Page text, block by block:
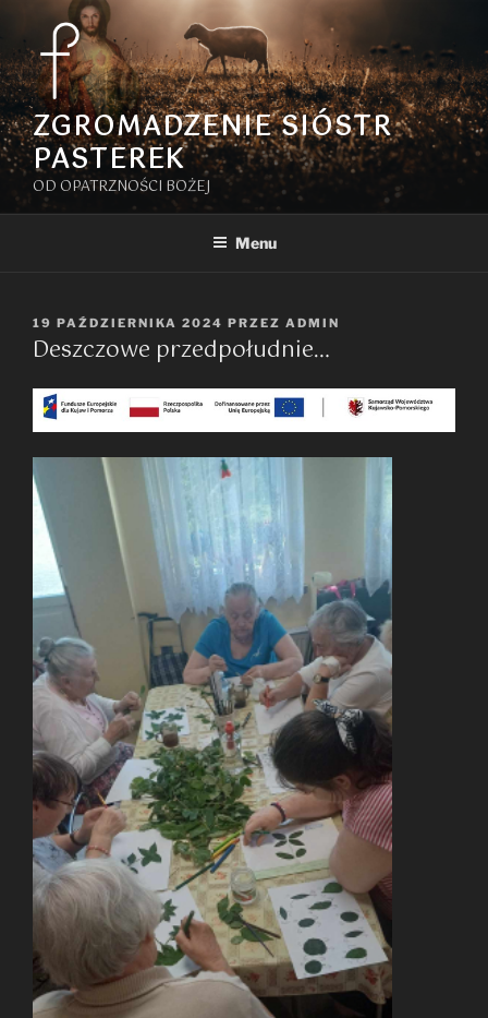
Przejdź
treści
ZGROMADZENIE SIÓSTR
PASTEREK
OD OPATRZNOŚCI BOŻEJ
Menu
OPUBLIKOWANE
W
19 PAŹDZIERNIKA 2024 PRZEZ ADMIN
Deszczowe przedpołudnie…